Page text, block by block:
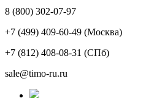
8 (800) 302-07-97
+7 (499) 409-60-49 (Москва)
+7 (812) 408-08-31 (СПб)
sale@timo-ru.ru